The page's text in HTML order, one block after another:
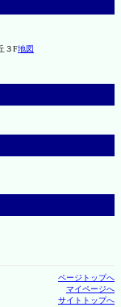
３F地図
ページトップへ
マイページへ
サイトトップへ